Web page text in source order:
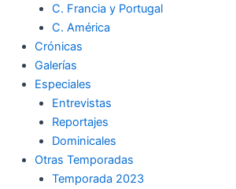
C. Francia y Portugal
C. América
Crónicas
Galerías
Especiales
Entrevistas
Reportajes
Dominicales
Otras Temporadas
Temporada 2023